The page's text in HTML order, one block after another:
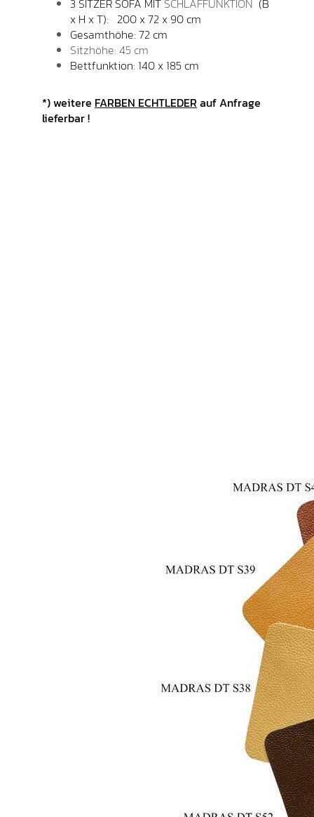
3 SITZER SOFA MIT SCHLAFFUNKTION (B
x H x T): 200 x 72 x 90 cm
Gesamthöhe: 72 cm
Sitzhöhe: 45 cm
Bettfunktion: 140 x 185 cm
*) weitere FARBEN ECHTLEDER auf Anfrage
lieferbar !